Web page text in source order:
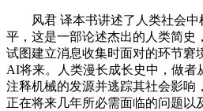
风君 译本书讲述了人类社会中
平，这是一部论述杰出的人类简史
试图建立消息收集时面对的环节窘
AI将来。人类漫长成长史中，做者
注释机械的发源并逃踪其社会影响
正在将来几年所必需面临的问题以